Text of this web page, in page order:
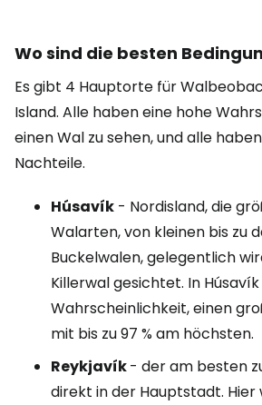
Wo sind die besten
Es gibt 4 Hauptorte für
Island. Alle haben eine hohe
einen Wal zu sehen, und alle
Nachteile.
Húsavík - Nordisland, die
Walarten, von kleinen bis zu
Buckelwalen, gelegentlich
Killerwal gesichtet. In
Wahrscheinlichkeit, einen
mit bis zu 97 % am höchsten.
Reykjavík- der am besten
direkt in der Hauptstadt. Hier